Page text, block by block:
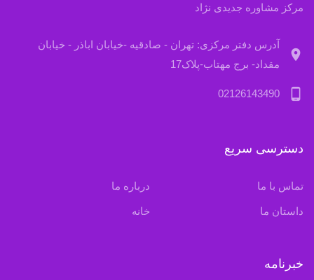
مرکز مشاوره جدیدی نژاد
location_on
آدرس دفتر مرکزی: تهران - صادقیه -خیابان اباذر - خیابان
مقداد- برج مهتاب-پلاک17
phone_android
02126143490
دسترسی سریع
تماس با ما درباره ما
داستان ما خانه
خبرنامه